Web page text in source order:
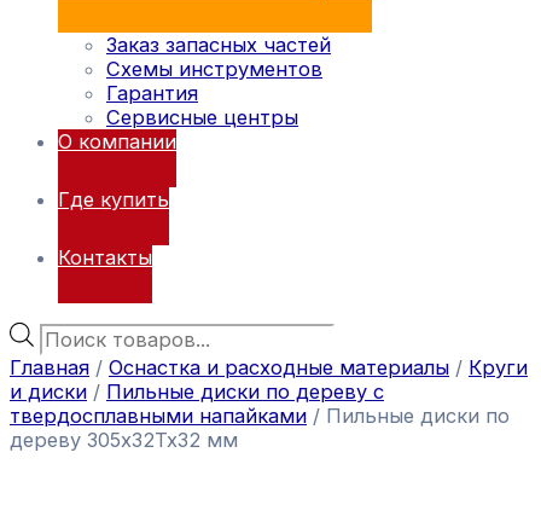
Заказ запасных частей
Схемы инструментов
Гарантия
Сервисные центры
О компании
Где купить
Контакты
Главная / Оснастка и расходные материалы / Круги
и диски / Пильные диски по дереву с
твердосплавными напайками / Пильные диски по
дереву 305x32Tx32 мм